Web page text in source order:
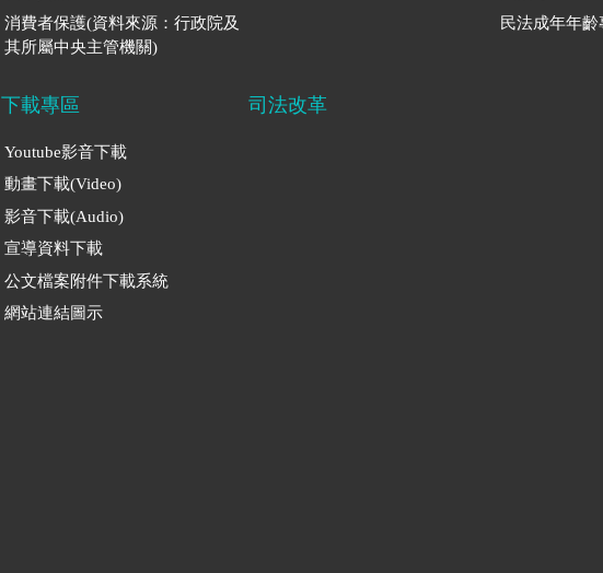
消費者保護(資料來源：行政院及
其所屬中央主管機關)
民法成年年齡
下載專區
Youtube影音下載
動畫下載(Video)
影音下載(Audio)
宣導資料下載
公文檔案附件下載系統
網站連結圖示
司法改革